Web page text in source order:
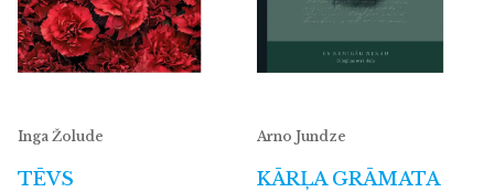
Inga Žolude
TĒVS
Arno Jundze
KĀRĻA GRĀMATA